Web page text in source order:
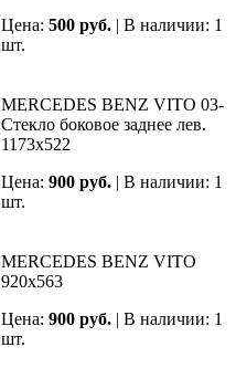
Цена: 500 руб. | В наличии: 1
шт.
MERCEDES BENZ VITO 03-
Cтекло боковое заднее лев.
1173х522
Цена: 900 руб. | В наличии: 1
шт.
MERCEDES BENZ VITO
920х563
Цена: 900 руб. | В наличии: 1
шт.